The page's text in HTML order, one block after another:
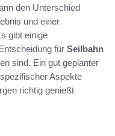
den Unterschied
und einer
gibt einige
für Seilbahn
sind. Ein gut geplanter
Aspekte
richtig genießt